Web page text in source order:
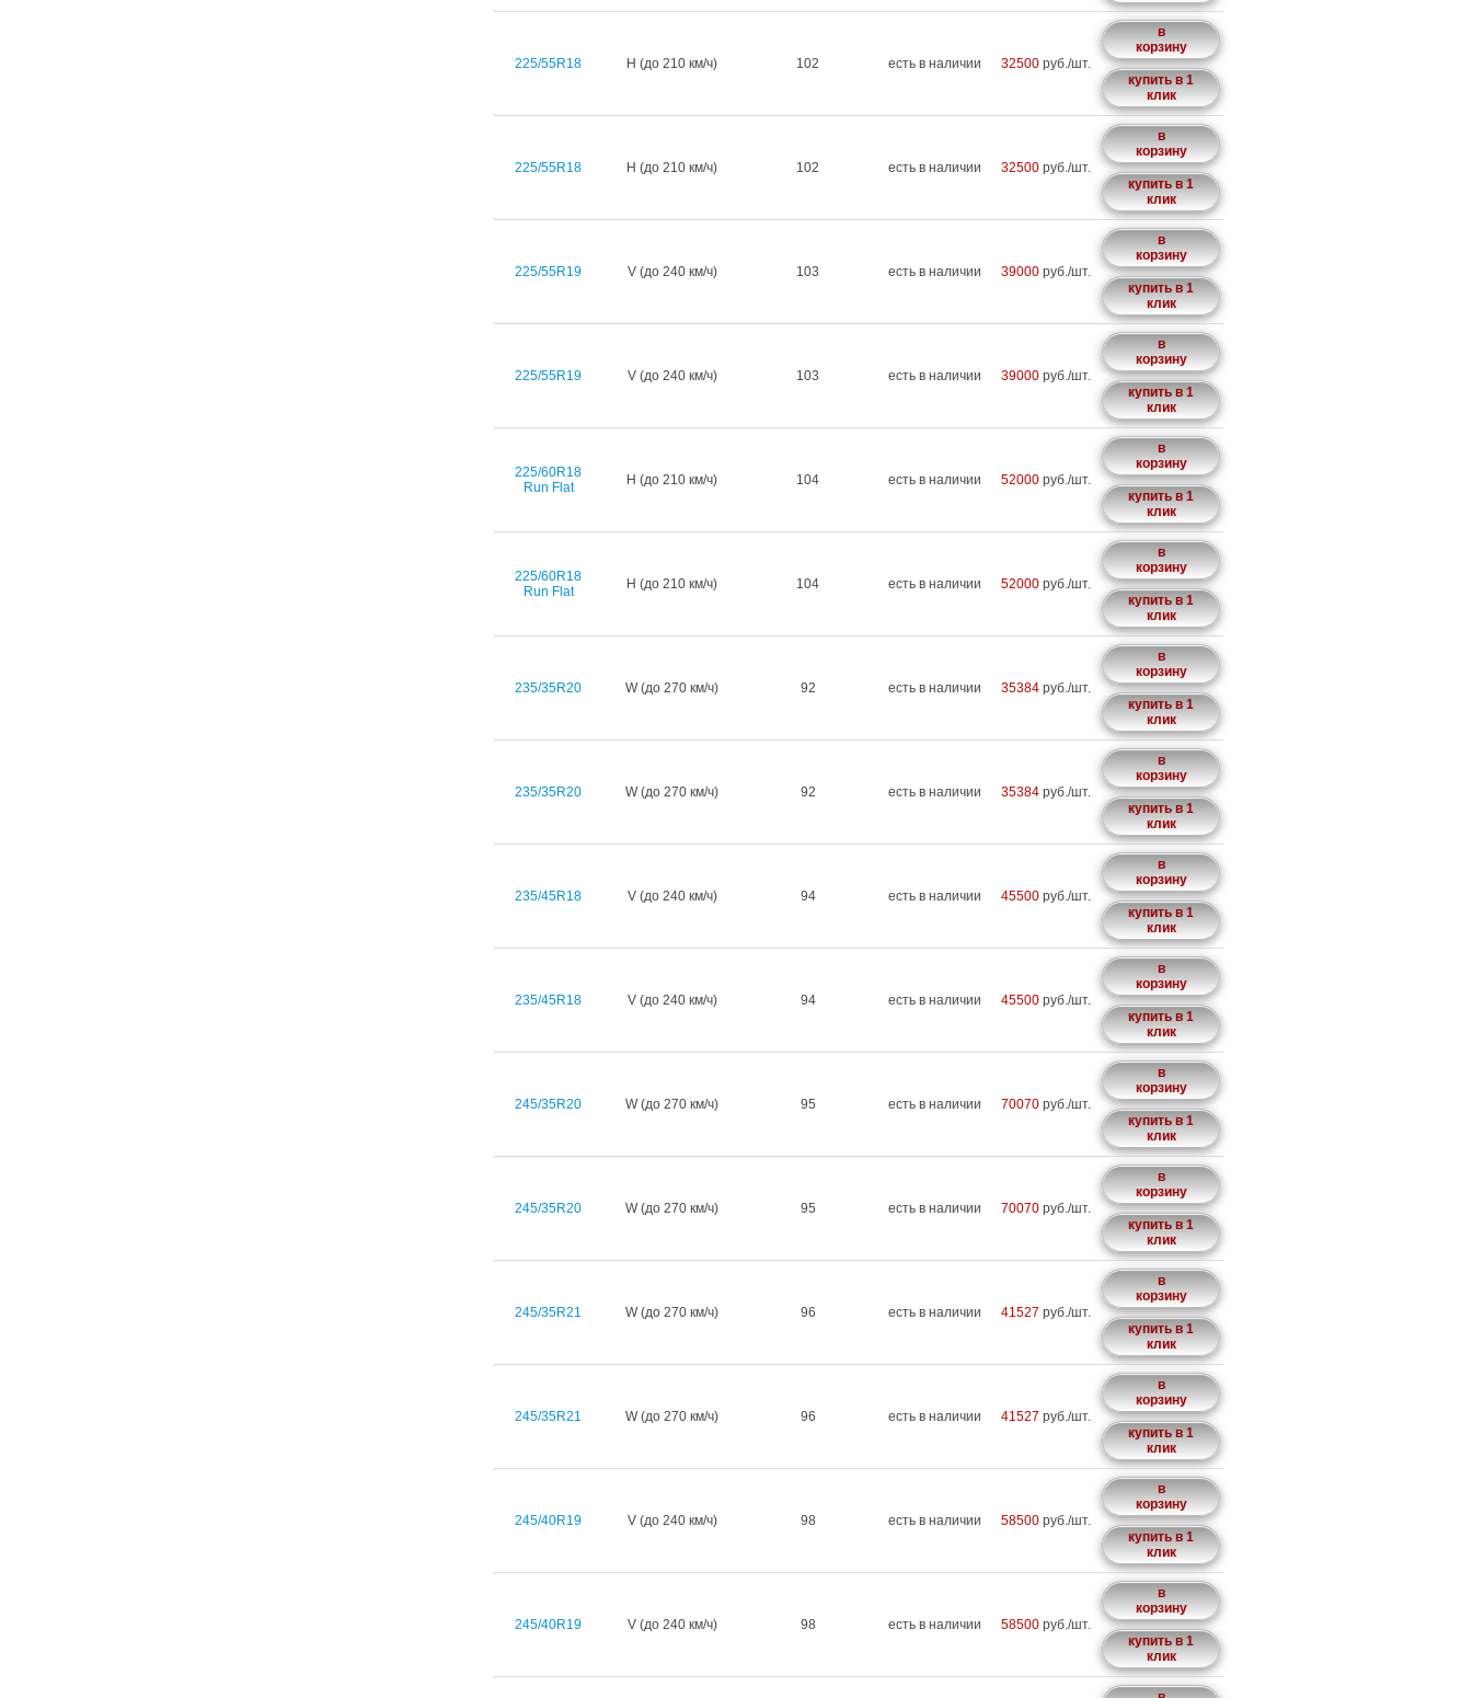
225/55R18 H (до 210 км/ч) 102 есть в наличии 32500 руб./шт.
в
корзину
купить в 1
клик
225/55R18 H (до 210 км/ч) 102 есть в наличии 32500 руб./шт.
в
корзину
купить в 1
клик
225/55R19 V (до 240 км/ч) 103 есть в наличии 39000 руб./шт.
в
корзину
купить в 1
клик
225/55R19 V (до 240 км/ч) 103 есть в наличии 39000 руб./шт.
в
корзину
купить в 1
клик
225/60R18
Run Flat
H (до 210 км/ч) 104 есть в наличии 52000 руб./шт.
в
корзину
купить в 1
клик
225/60R18
Run Flat
H (до 210 км/ч) 104 есть в наличии 52000 руб./шт.
в
корзину
купить в 1
клик
235/35R20 W (до 270 км/ч) 92 есть в наличии 35384 руб./шт.
в
корзину
купить в 1
клик
235/35R20 W (до 270 км/ч) 92 есть в наличии 35384 руб./шт.
в
корзину
купить в 1
клик
235/45R18 V (до 240 км/ч) 94 есть в наличии 45500 руб./шт.
в
корзину
купить в 1
клик
235/45R18 V (до 240 км/ч) 94 есть в наличии 45500 руб./шт.
в
корзину
купить в 1
клик
245/35R20 W (до 270 км/ч) 95 есть в наличии 70070 руб./шт.
в
корзину
купить в 1
клик
245/35R20 W (до 270 км/ч) 95 есть в наличии 70070 руб./шт.
в
корзину
купить в 1
клик
245/35R21 W (до 270 км/ч) 96 есть в наличии 41527 руб./шт.
в
корзину
купить в 1
клик
245/35R21 W (до 270 км/ч) 96 есть в наличии 41527 руб./шт.
в
корзину
купить в 1
клик
245/40R19 V (до 240 км/ч) 98 есть в наличии 58500 руб./шт.
в
корзину
купить в 1
клик
245/40R19 V (до 240 км/ч) 98 есть в наличии 58500 руб./шт.
в
корзину
купить в 1
клик